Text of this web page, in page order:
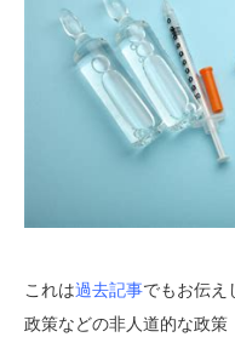
これは過去記事でもお伝え
政策などの非人道的な政